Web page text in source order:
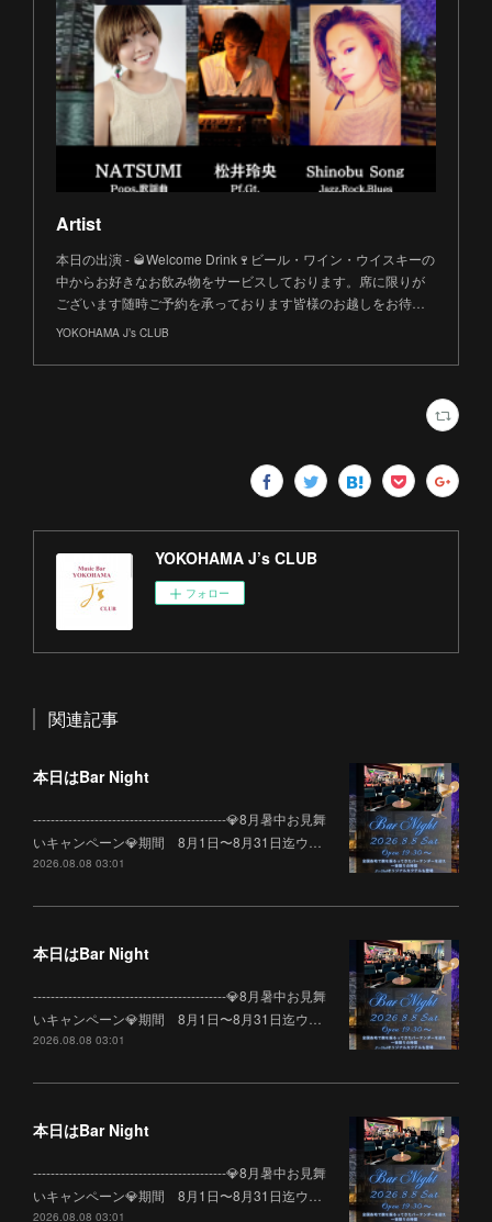
Artist
本日の出演 - 🥃Welcome Drink🍷ビール・ワイン・ウイスキーの
中からお好きなお飲み物をサービスしております。席に限りが
ございます随時ご予約を承っております皆様のお越しをお待…
YOKOHAMA J’s CLUB
YOKOHAMA J’s CLUB
フォロー
関連記事
本日はBar Night
--------------------------------------------💎8月暑中お見舞
いキャンペーン💎期間 8月1日〜8月31日迄ウ…
2026.08.08 03:01
本日はBar Night
--------------------------------------------💎8月暑中お見舞
いキャンペーン💎期間 8月1日〜8月31日迄ウ…
2026.08.08 03:01
本日はBar Night
--------------------------------------------💎8月暑中お見舞
いキャンペーン💎期間 8月1日〜8月31日迄ウ…
2026.08.08 03:01